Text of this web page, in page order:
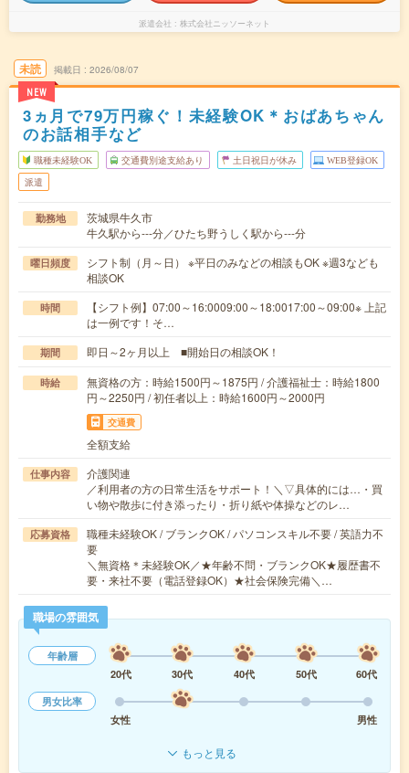
派遣会社 株式会社ニッソーネット
未読
NEW
掲載日 2026/08/07
3ヵ月で79万円稼ぐ！未経験OK＊おばあちゃん
のお話相手など
職種未経験OK 交通費別途支給あり 土日祝日が休み WEB登録OK
派遣
勤務地
茨城県牛久市
牛久駅から---分／ひたち野うしく駅から---分
曜日頻度
シフト制（月～日） ※平日のみなどの相談もOK ※週3なども
相談OK
時間
【シフト例】07:00～16:0009:00～18:0017:00～09:00※ 上記
は一例です！そ…
期間 即日～2ヶ月以上 ■開始日の相談OK！
時給
無資格の方：時給1500円～1875円 / 介護福祉士：時給1800
円～2250円 / 初任者以上：時給1600円～2000円
交通費
全額支給
仕事内容
介護関連
／利用者の方の日常生活をサポート！＼▽具体的には…・買
い物や散歩に付き添ったり・折り紙や体操などのレ…
応募資格
職種未経験OK / ブランクOK / パソコンスキル不要 / 英語力不
要
＼無資格＊未経験OK／★年齢不問・ブランクOK★履歴書不
要・来社不要（電話登録OK）★社会保険完備＼…
職場の雰囲気
年齢層
20代
30代 40代 50代
60代
男女比率
女性
男性
もっと見る